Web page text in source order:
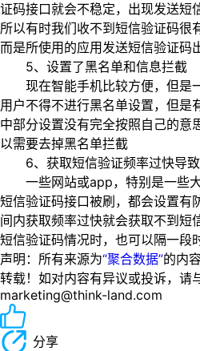
证码接口就会不稳定，出现发送短
所以有时我们收不到短信验证码很
而是所使用的应用发送短信验证码
5、设置了黑名单和信息拦截
现在智能手机比较方便，但是一
用户不得不进行黑名单设置，但是
中部分设置没有完全按照自己的意
以需要去掉黑名单拦截
6、获取短信验证频率过快导致
一些网站或app，特别是一些
短信验证码接口被刷，都会设置有
间内获取频率过快就会获取不到短
短信验证码情况时，也可以隔一段
声明：所有来源为“聚合数据”的内
转载！如对内容有异议或投诉，请
marketing@think-land.com
分享